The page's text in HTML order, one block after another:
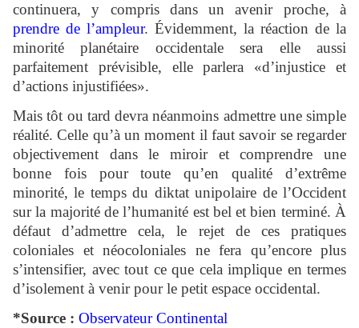
continuera, y compris dans un avenir proche, à
prendre de l’ampleur. Évidemment, la réaction de la
minorité planétaire occidentale sera elle aussi
parfaitement prévisible, elle parlera «d’injustice et
d’actions injustifiées».
Mais tôt ou tard devra néanmoins admettre une simple
réalité. Celle qu’à un moment il faut savoir se regarder
objectivement dans le miroir et comprendre une
bonne fois pour toute qu’en qualité d’extrême
minorité, le temps du diktat unipolaire de l’Occident
sur la majorité de l’humanité est bel et bien terminé. À
défaut d’admettre cela, le rejet de ces pratiques
coloniales et néocoloniales ne fera qu’encore plus
s’intensifier, avec tout ce que cela implique en termes
d’isolement à venir pour le petit espace occidental.
*Source : Observateur Continental